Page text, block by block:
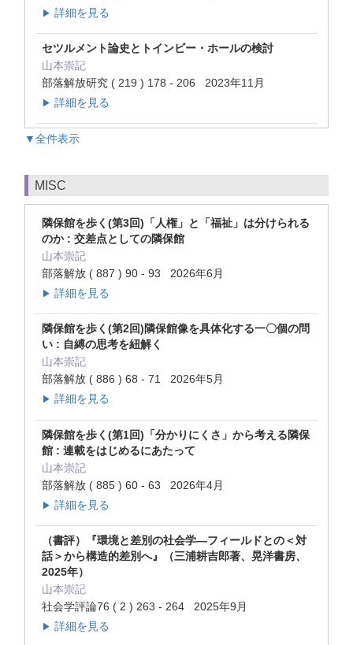
▶ 詳細を見る
セツルメント論史とトインビー・ホールの検討
山本崇記
部落解放研究 ( 219 ) 178 - 206 2023年11月
▶ 詳細を見る
▼全件表示
MISC
隣保館を歩く(第3回)「人権」と「福祉」は分けられる
のか : 交差点としての隣保館
山本崇記
部落解放 ( 887 ) 90 - 93 2026年6月
▶ 詳細を見る
隣保館を歩く(第2回)隣保館像を具体化する一〇個の問
い : 自縛の思考を紐解く
山本崇記
部落解放 ( 886 ) 68 - 71 2026年5月
▶ 詳細を見る
隣保館を歩く(第1回)「分かりにくさ」から考える隣保
館 : 連載をはじめるにあたって
山本崇記
部落解放 ( 885 ) 60 - 63 2026年4月
▶ 詳細を見る
（書評）『環境と差別の社会学―フィールドとの＜対
話＞から構造的差別へ』（三浦耕吉郎著、晃洋書房、
2025年）
山本崇記
社会学評論76 ( 2 ) 263 - 264 2025年9月
▶ 詳細を見る